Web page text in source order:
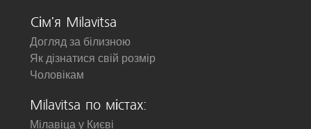
Сім'я Milavitsa
Догляд за білизною
Як дізнатися свій розмір
Чоловікам
Milavitsa по містах:
Мілавіца у Києві